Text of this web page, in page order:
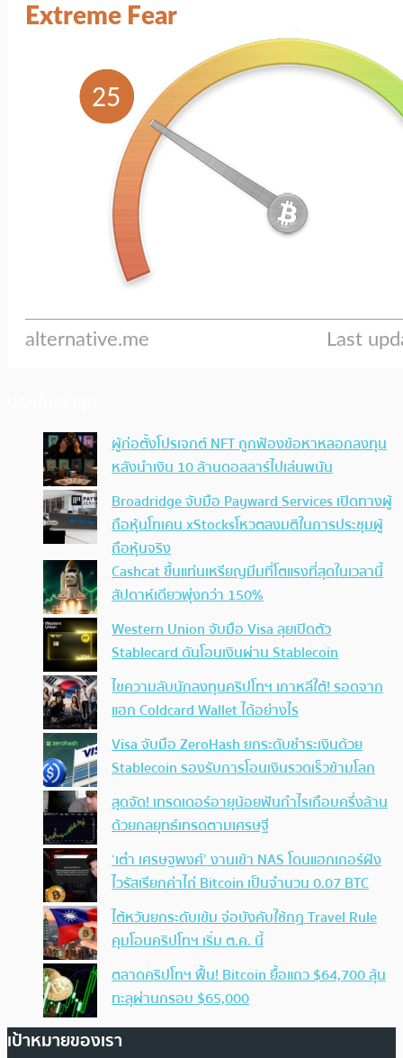
ผู้ก่อตั้งโปรเจกต์ NFT ถูกฟ้องข้อหาหลอกลงทุน
หลังนำเงิน 10 ล้านดอลลาร์ไปเล่นพนัน
Broadridge จับมือ Payward Services เปิดทางผู้
ถือหุ้นโทเคน xStocksโหวตลงมติในการประชุมผู้
ถือหุ้นจริง
Cashcat ขึ้นแท่นเหรียญมีมที่โตแรงที่สุดในเวลานี้
สัปดาห์เดียวพุ่งกว่า 150%
Western Union จับมือ Visa ลุยเปิดตัว
Stablecard ดันโอนเงินผ่าน Stablecoin
ไขความลับนักลงทุนคริปโทฯ เกาหลีใต้! รอดจาก
แฮก Coldcard Wallet ได้อย่างไร
Visa จับมือ ZeroHash ยกระดับชำระเงินด้วย
Stablecoin รองรับการโอนเงินรวดเร็วข้ามโลก
สุดจัด! เทรดเดอร์อายุน้อยฟันกำไรเกือบครึ่งล้าน
ด้วยกลยุทธ์เทรดตามเศรษฐี
‘เต๋า เศรษฐพงศ์’ งานเข้า NAS โดนแฮกเกอร์ฝัง
ไวรัสเรียกค่าไถ่ Bitcoin เป็นจำนวน 0.07 BTC
ไต้หวันยกระดับเข้ม จ่อบังคับใช้กฏ Travel Rule
คุมโอนคริปโทฯ เริ่ม ต.ค. นี้
ตลาดคริปโทฯ ฟื้น! Bitcoin ยื้อแถว $64,700 ลุ้น
ทะลุผ่านกรอบ $65,000
เป้าหมายของเรา